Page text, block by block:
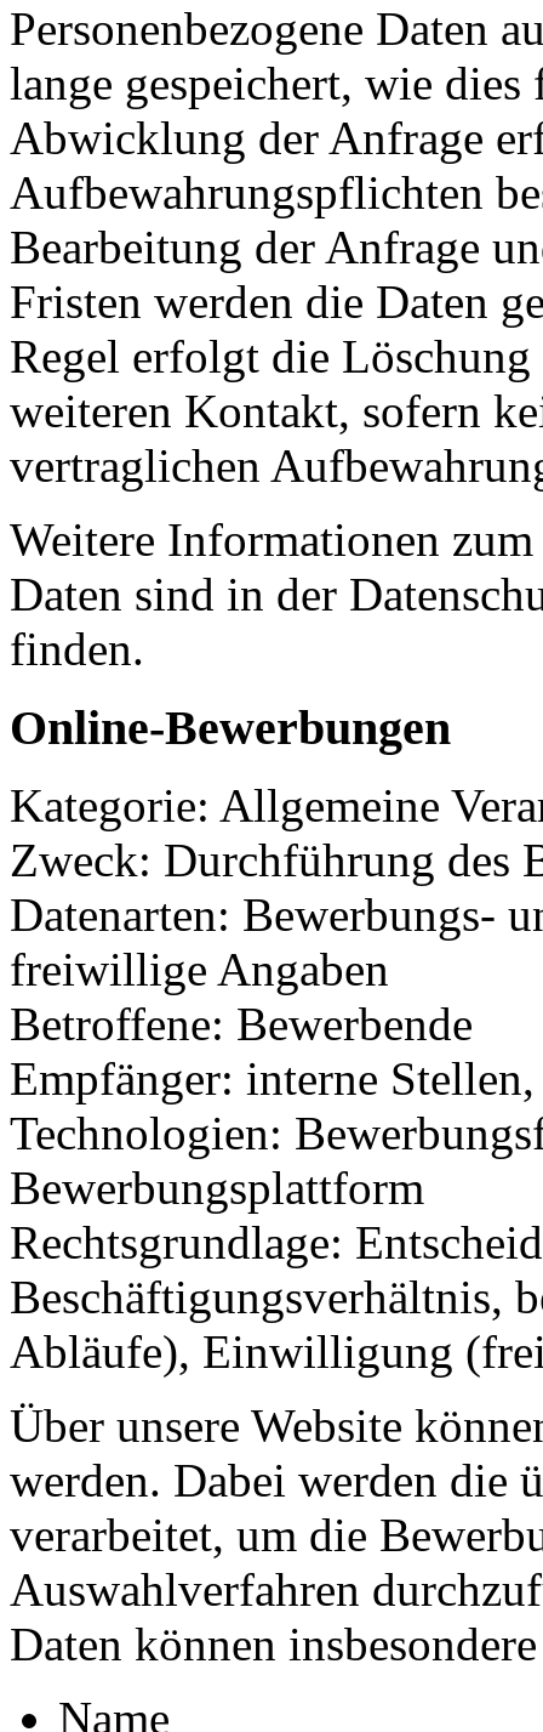
Personenbezogene Daten
lange gespeichert, wie
Abwicklung der Anfrage
Aufbewahrungspflichten
Bearbeitung der Anfrage
Fristen werden die Daten
Regel erfolgt die Löschung
weiteren Kontakt, sofern
vertraglichen
Weitere Informationen
Daten sind in der
finden.
Online-Bewerbungen
Kategorie: Allgemeine
Zweck: Durchführung des
Datenarten: Bewerbungs-
freiwillige Angaben
Betroffene: Bewerbende
Empfänger: interne
Technologien:
Bewerbungsplattform
Rechtsgrundlage:
Beschäftigungsverhältnis,
Abläufe), Einwilligung
Über unsere Website
werden. Dabei werden die
verarbeitet, um die
Auswahlverfahren
Daten können
Name